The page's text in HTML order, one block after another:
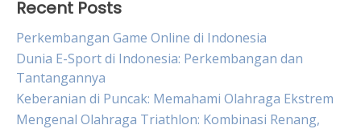
Recent Posts
Perkembangan Game Online di Indonesia
Dunia E-Sport di Indonesia: Perkembangan dan
Tantangannya
Keberanian di Puncak: Memahami Olahraga Ekstrem
Mengenal Olahraga Triathlon: Kombinasi Renang,